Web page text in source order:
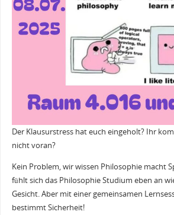
Der Klausurstress hat euch eingeholt? Ihr
nicht voran?
Kein Problem, wir wissen Philosophie macht
fühlt sich das Philosophie Studium eben an
Gesicht. Aber mit einer gemeinsamen
bestimmt Sicherheit!